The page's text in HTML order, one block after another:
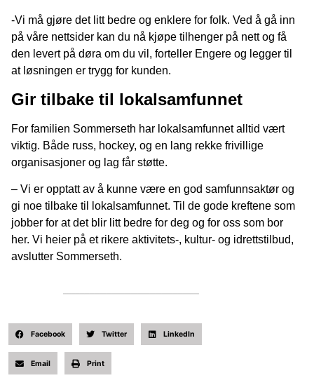
-Vi må gjøre det litt bedre og enklere for folk. Ved å gå inn
på våre nettsider kan du nå kjøpe tilhenger på nett og få
den levert på døra om du vil, forteller Engere og legger til
at løsningen er trygg for kunden.
Gir tilbake til lokalsamfunnet
For familien Sommerseth har lokalsamfunnet alltid vært
viktig. Både russ, hockey, og en lang rekke frivillige
organisasjoner og lag får støtte.
– Vi er opptatt av å kunne være en god samfunnsaktør og
gi noe tilbake til lokalsamfunnet. Til de gode kreftene som
jobber for at det blir litt bedre for deg og for oss som bor
her. Vi heier på et rikere aktivitets-, kultur- og idrettstilbud,
avslutter Sommerseth.
Facebook Twitter LinkedIn
Email Print